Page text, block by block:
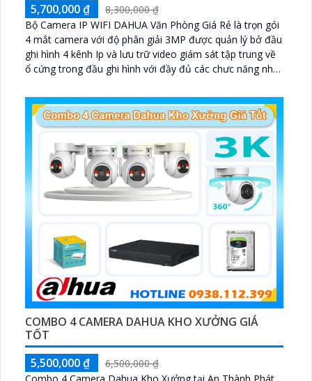
5,700,000 ₫
8,300,000 ₫
Bộ Camera IP WIFI DAHUA Văn Phòng Giá Rẻ là trọn gói
4 mắt camera với độ phân giải 3MP được quản lý bở đầu
ghi hình 4 kênh Ip và lưu trữ video giám sát tập trung về
ổ cứng trong đầu ghi hình với đầy đủ các chưc năng như
và giám sát có màu vào ban đêm
COMBO 4 CAMERA DAHUA KHO XƯỞNG GIÁ
TỐT
5,500,000 ₫
6,500,000 ₫